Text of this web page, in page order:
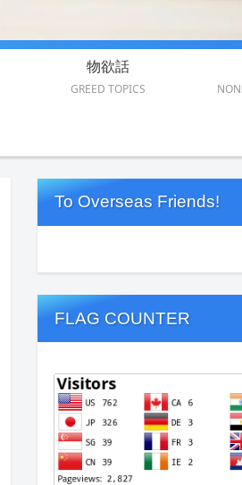
物欲話
GREED TOPICS
To Overseas Friends!
FLAG COUNTER